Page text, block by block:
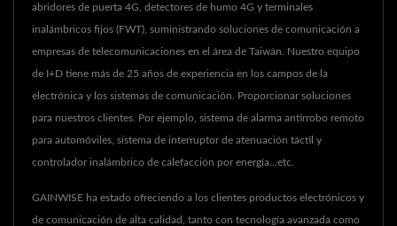
abridores de puerta 4G, detectores de humo 4G y terminales
inalámbricos fijos (FWT), suministrando soluciones de comunicación a
empresas de telecomunicaciones en el área de Taiwán. Nuestro equipo
de I+D tiene más de 25 años de experiencia en los campos de la
electrónica y los sistemas de comunicación. Proporcionar soluciones
para nuestros clientes. Por ejemplo, sistema de alarma antirrobo remoto
para automóviles, sistema de interruptor de atenuación táctil y
controlador inalámbrico de calefacción por energía...etc.
GAINWISE ha estado ofreciendo a los clientes productos electrónicos y
de comunicación de alta calidad, tanto con tecnología avanzada como